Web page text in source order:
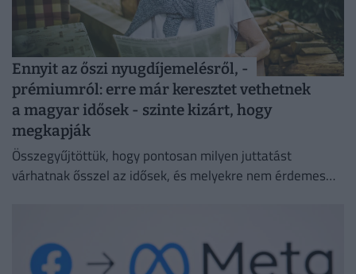
Ennyit az őszi nyugdíjemelésről, -
prémiumról: erre már keresztet vethetnek
a magyar idősek - szinte kizárt, hogy
megkapják
Összegyűjtöttük, hogy pontosan milyen juttatást
várhatnak ősszel az idősek, és melyekre nem érdemes